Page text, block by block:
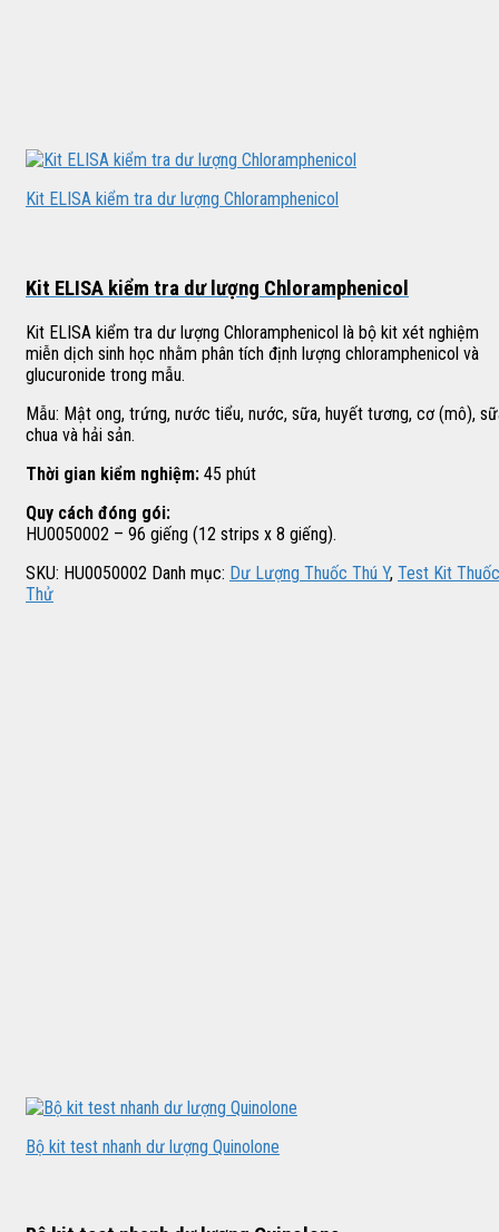
Kit ELISA kiểm tra dư lượng Chloramphenicol
Kit ELISA kiểm tra dư lượng Chloramphenicol
Kit ELISA kiểm tra dư lượng Chloramphenicol là bộ kit xét nghiệm
miễn dịch sinh học nhằm phân tích định lượng chloramphenicol và
glucuronide trong mẫu.
Mẫu: Mật ong, trứng, nước tiểu, nước, sữa, huyết tương, cơ (mô),
chua và hải sản.
Thời gian kiểm nghiệm: 45 phút
Quy cách đóng gói:
HU0050002 – 96 giếng (12 strips x 8 giếng).
SKU: HU0050002 Danh mục: Dư Lượng Thuốc Thú Y, Test Kit Thuốc
Thử
Bộ kit test nhanh dư lượng Quinolone